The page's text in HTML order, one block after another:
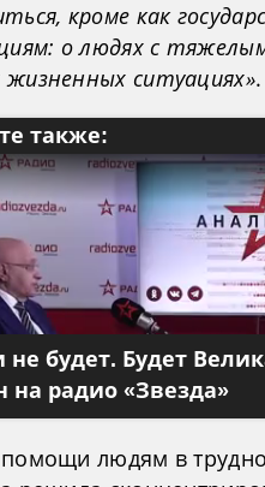
кроме как
о людях с
ситуациях».
также:
не будет. Будет
на радио «Звезда»
людям в